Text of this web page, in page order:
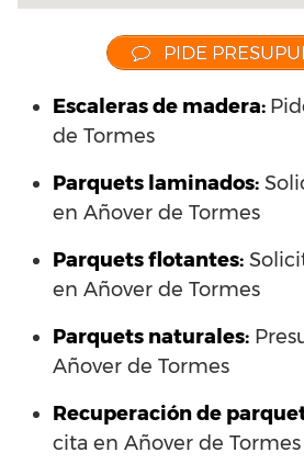
PIDE
Escaleras de madera:
de Tormes
Parquets laminados:
en Añover de Tormes
Parquets flotantes:
en Añover de Tormes
Parquets naturales:
Añover de Tormes
Recuperación de
cita en Añover de Tormes